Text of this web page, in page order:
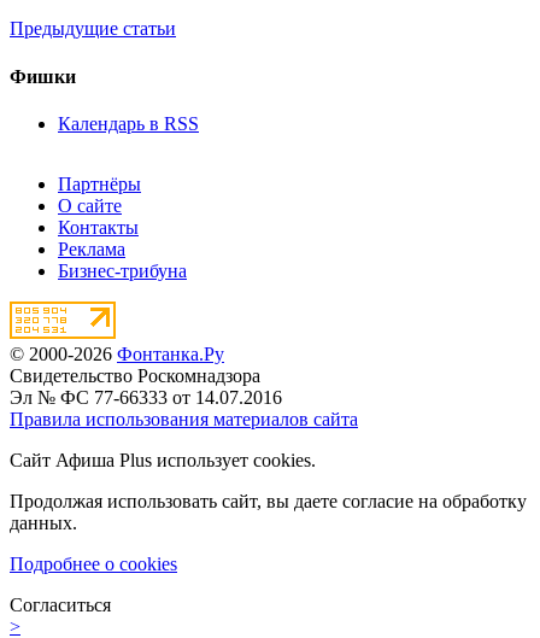
Предыдущие статьи
Фишки
Календарь в RSS
Партнёры
О сайте
Контакты
Реклама
Бизнес-трибуна
© 2000-2026 Фонтанка.Ру
Свидетельство Роскомнадзора
Эл № ФС 77-66333 от 14.07.2016
Правила использования материалов сайта
Сайт Афиша Plus использует cookies.
Продолжая использовать сайт, вы даете согласие на обработку
данных.
Подробнее о cookies
Согласиться
>